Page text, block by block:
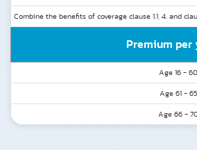
Combine the benefits of coverage clause 1.1, 4. and
Premium per
Age 16 -
Age 61 -
Age 66 -